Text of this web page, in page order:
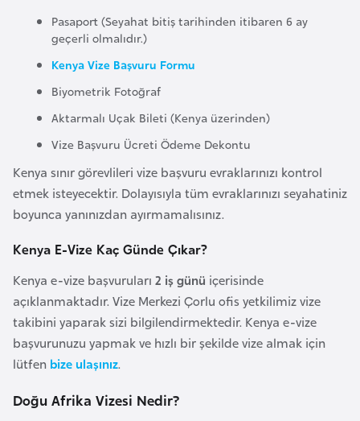
Pasaport (Seyahat bitiş tarihinden itibaren 6 ay
geçerli olmalıdır.)
Kenya Vize Başvuru Formu
Biyometrik Fotoğraf
Aktarmalı Uçak Bileti (Kenya üzerinden)
Vize Başvuru Ücreti Ödeme Dekontu
Kenya sınır görevlileri vize başvuru evraklarınızı kontrol
etmek isteyecektir. Dolayısıyla tüm evraklarınızı seyahatiniz
boyunca yanınızdan ayırmamalısınız.
Kenya E-Vize Kaç Günde Çıkar?
Kenya e-vize başvuruları 2 iş günü içerisinde
açıklanmaktadır. Vize Merkezi Çorlu ofis yetkilimiz vize
takibini yaparak sizi bilgilendirmektedir. Kenya e-vize
başvurunuzu yapmak ve hızlı bir şekilde vize almak için
lütfen bize ulaşınız.
Doğu Afrika Vizesi Nedir?
C
e
z
a
i
r
C
b